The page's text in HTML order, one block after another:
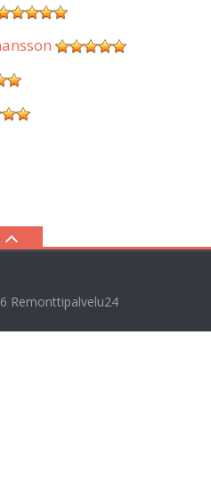
Remonttipalvelu24